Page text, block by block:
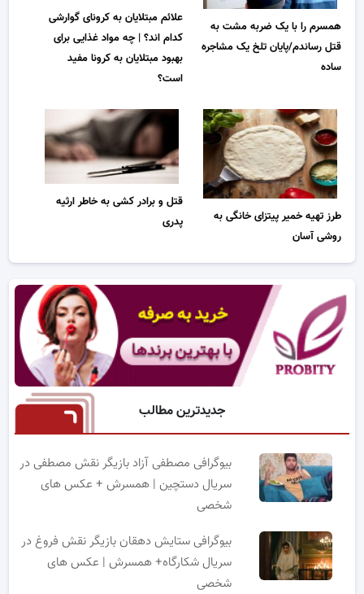
همسرم را با یک ضربه مشت به
قتل رساندم/پایان تلخ یک مشاجره
ساده
علائم مبتلایان به کرونای گوارشی
کدام اند؟ | چه مواد غذایی برای
بهبود مبتلایان به کرونا مفید
است؟
طرز تهیه خمیر پیتزای خانگی به
روشی آسان
قتل و برادر کشی به خاطر ارثیه
پدری
جدیدترین مطالب
بیوگرافی مصطفی آزاد بازیگر نقش مصطفی در
سریال دستچین | همسرش + عکس های
شخصی
بیوگرافی ستایش دهقان بازیگر نقش فروغ در
سریال شکارگاه+ همسرش | عکس های
شخصی